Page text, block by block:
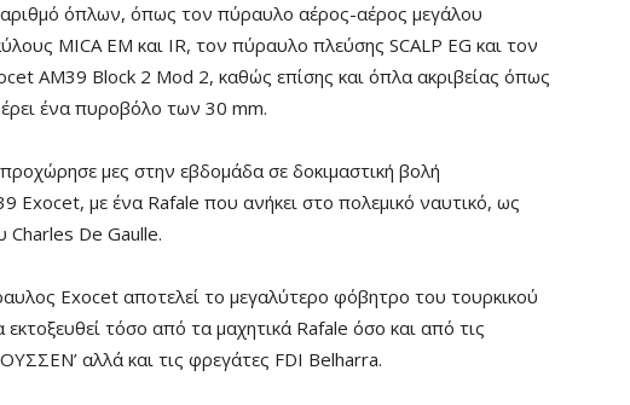
όπλων, όπως τον πύραυλο αέρος-αέρος μεγάλου
MICA EM και IR, τον πύραυλο πλεύσης SCALP EG και τον
AM39 Block 2 Mod 2, καθώς επίσης και όπλα ακριβείας όπως
ένα πυροβόλο των 30 mm.
μες στην εβδομάδα σε δοκιμαστική βολή
Exocet, με ένα Rafale που ανήκει στο πολεμικό ναυτικό, ως
De Gaulle.
Exocet αποτελεί το μεγαλύτερο φόβητρο του τουρκικού
τόσο από τα μαχητικά Rafale όσο και από τις
αλλά και τις φρεγάτες FDI Belharra.